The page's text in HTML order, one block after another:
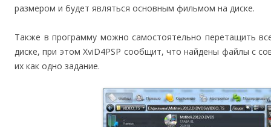
размером и будет являться основным фильмом на диске.
Также в программу можно самостоятельно перетащить
диске, при этом XviD4PSP сообщит, что найдены файлы с
их как одно задание.